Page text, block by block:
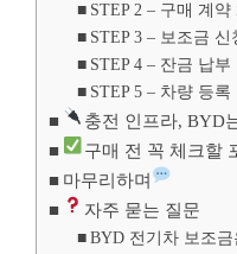
STEP 2 – 구매 계약
STEP 3 – 보조금 신
STEP 4 – 잔금 납부
STEP 5 – 차량 등
충전 인프라, BYD
구매 전 꼭 체크할
마무리하며
자주 묻는 질문
BYD 전기차 보조